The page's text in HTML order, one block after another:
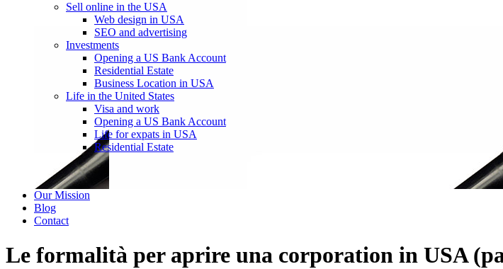
Sell online in the USA
Web design in USA
SEO and advertising
Investments
Opening a US Bank Account
Residential Estate
Business Location in USA
Life in the United States
Visa and work
Opening a US Bank Account
Life for expats in USA
Residential Estate
Our Mission
Blog
Contact
Le formalità per aprire una corporation in USA